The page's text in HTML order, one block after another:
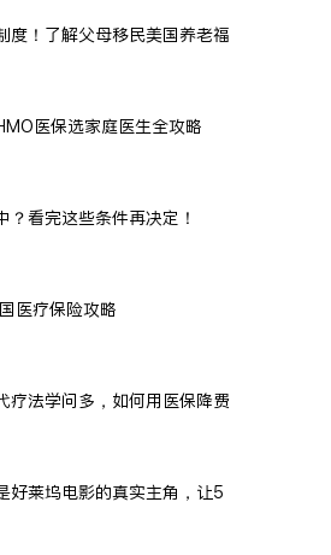
度！了解父母移民美国养老福
医保选家庭医生全攻略
看完这些条件再决定！
医疗保险攻略
疗法学问多，如何用医保降费
好莱坞电影的真实主角，让5